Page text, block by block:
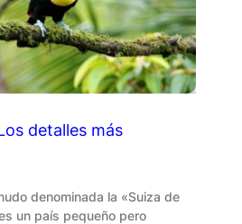
detalles más
denominada la «Suiza de
un país pequeño pero